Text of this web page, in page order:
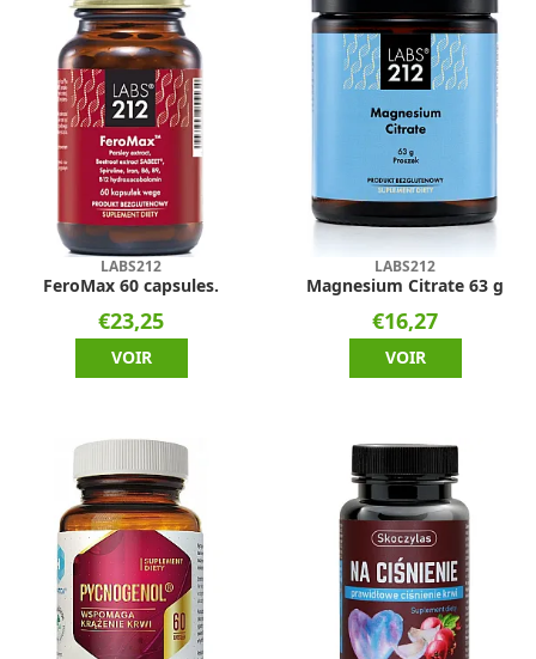
LABS212
FeroMax 60 capsules.
€23,25
VOIR
LABS212
Magnesium Citrate 63 g
€16,27
VOIR